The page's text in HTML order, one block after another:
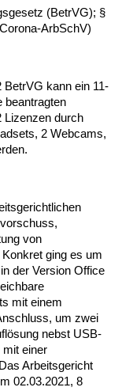
(BetrVG); §
ArbSchV)
BetrVG kann ein 11-
beantragten
Lizenzen durch
2 Webcams,
von
ging es um
der Version Office
mit einem
um zwei
nebst USB-
mit einer
Arbeitsgericht
02.03.2021, 8